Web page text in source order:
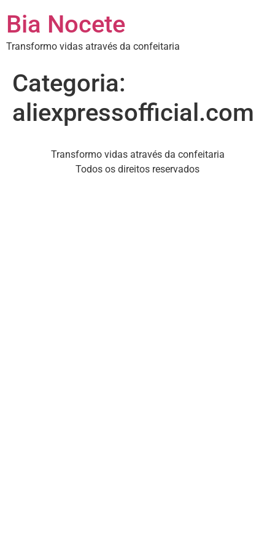
Bia Nocete
Transformo vidas através da confeitaria
Categoria:
aliexpressofficial.com
Transformo vidas através da confeitaria
Todos os direitos reservados